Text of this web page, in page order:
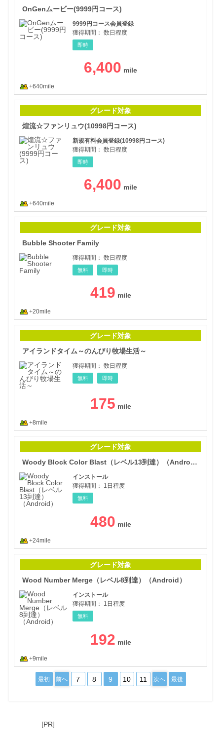
OnGenムービー(9999円コース)
9999円コース会員登録
獲得期間： 数日程度
即時
6,400
+640mile
グレード対象
煌流☆ファンリュウ(10998円コース)
新規有料会員登録(10998円コース)
獲得期間： 数日程度
即時
6,400
+640mile
グレード対象
Bubble Shooter Family
獲得期間： 数日程度
無料 即時
419
+20mile
グレード対象
アイランドタイム～のんびり牧場生活～
獲得期間： 数日程度
無料 即時
175
+8mile
グレード対象
Woody Block Color Blast（レベル13到達）（Android）
インストール
獲得期間：
1日程度
無料
480
+24mile
グレード対象
Wood Number Merge（レベル8到達）（Android）
インストール
獲得期間：
1日程度
無料
192
+9mile
最初 前へ 7 8 9 10 11 次へ 最後
[PR]